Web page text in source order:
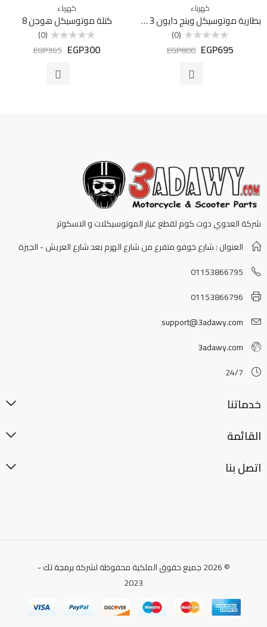
كهرباء
بطارية موتوسيكل وينج دايون 3 نيو جيل
التقييم
(0)
EGP695
EGP800
كهرباء
كتلة موتوسيكل هوجن 8
التقييم
(0)
EGP300
EGP365
شركة العدوي دوت كوم لقطع غيار الموتوسيكلات و الاسكوتر
العنوان : شارع خوفو متفرع من شارع الهرم بعد شارع العريش - الجيزة
01153866795
01153866796
support@3adawy.com
3adawy.com
24/7
خدماتنا
القائمة
اتصل بنا
© 2026 جميع حقوق الملكية محفوظة لشركة برمجة تك-
2023